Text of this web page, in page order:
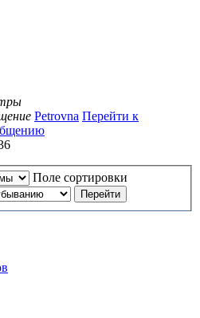
Petrovna Перейти к
Поле сортировки